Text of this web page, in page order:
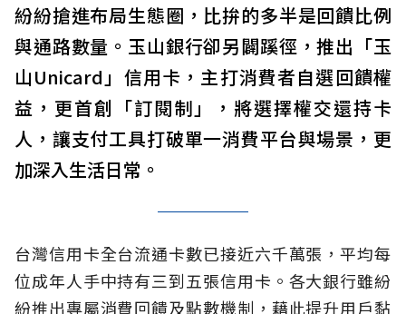
紛紛搶進布局生態圈，比拚的多半是回饋比例
與通路數量。玉山銀行卻另闢蹊徑，推出「玉
山Unicard」信用卡，主打消費者自選回饋權
益，更首創「訂閱制」，將選擇權交還持卡
人，讓支付工具打破單一消費平台與場景，更
加深入生活日常。
台灣信用卡全台流通卡數已接近六千萬張，平均每
位成年人手中持有三到五張信用卡。各大銀行雖紛
紛推出專屬消費回饋及點數機制，藉此提升用戶黏